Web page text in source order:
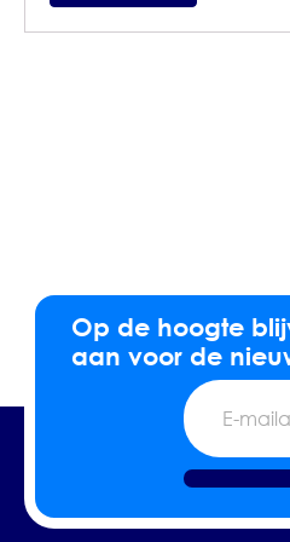
Op de hoogte
aan voor de
E-
mailadres